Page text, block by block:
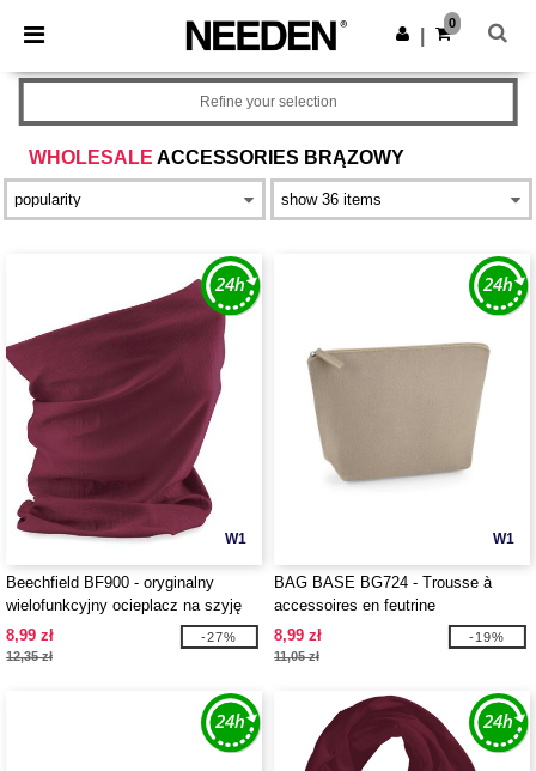
× Aplikacja Needen
Lepsze ceny w aplikacji!
Pobierz app
0
WHOLESALE ACCESSORIES BRĄZOWY
Refine your selection
W1
Beechfield BF900 - oryginalny
wielofunkcyjny ocieplacz na szyję
8,99 zł
12,35 zł
-27%
W1
BAG BASE BG724 - Trousse à
accessoires en feutrine
8,99 zł
11,05 zł
-19%